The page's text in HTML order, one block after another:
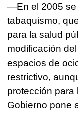
—En el 2005 se
tabaquismo,
para la salud
modificación
espacios de
restrictivo,
protección para
Gobierno pone